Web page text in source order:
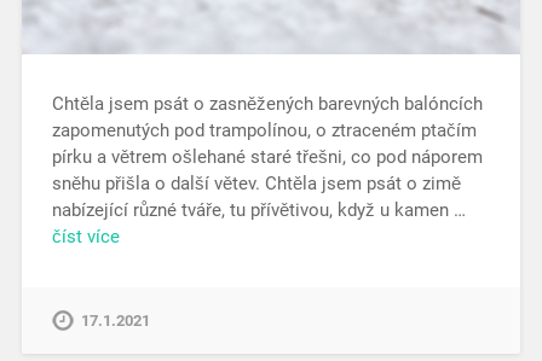
Chtěla jsem psát o zasněžených barevných balóncích
zapomenutých pod trampolínou, o ztraceném ptačím
pírku a větrem ošlehané staré třešni, co pod náporem
sněhu přišla o další větev. Chtěla jsem psát o zimě
nabízející různé tváře, tu přívětivou, když u kamen …
číst více
17.1.2021